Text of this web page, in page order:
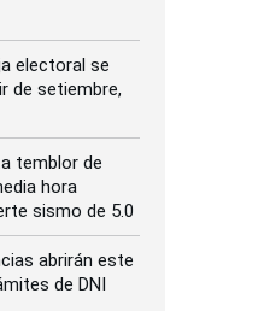
electoral se
de setiembre,
temblor de
hora
sismo de 5.0
abrirán este
de DNI